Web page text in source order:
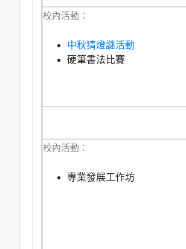
校內活動：
中秋猜燈謎活動
硬筆書法比賽
校內活動：
專業發展工作坊